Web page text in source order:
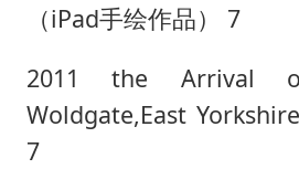
（iPad手绘作品） 7
2011 the Arrival
Woldgate,East
7